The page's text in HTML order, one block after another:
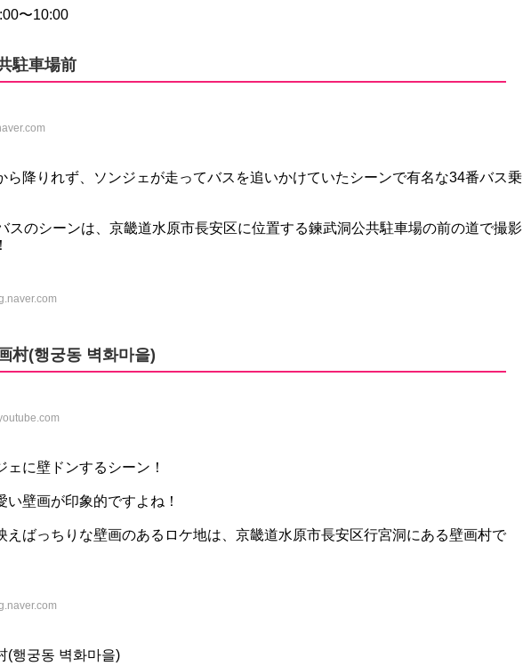
〜10:00
駐車場前
ら降りれず、ソンジェが走ってバスを追いかけていたシーンで有名な34番バス乗
スのシーンは、京畿道水原市長安区に位置する鍊武洞公共駐車場の前の道で撮影
村(행궁동 벽화마을)
ェに壁ドンするシーン！
い壁画が印象的ですよね！
えばっちりな壁画のあるロケ地は、京畿道水原市長安区行宮洞にある壁画村で
(행궁동 벽화마을)